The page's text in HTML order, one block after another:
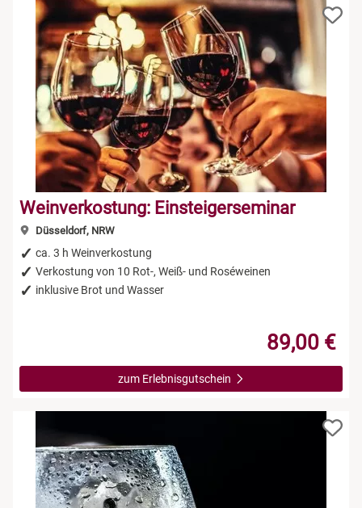
Weinverkostung: Einsteigerseminar
Düsseldorf, NRW
ca. 3 h Weinverkostung
Verkostung von 10 Rot-, Weiß- und Roséweinen
inklusive Brot und Wasser
89,00 €
zum Erlebnisgutschein